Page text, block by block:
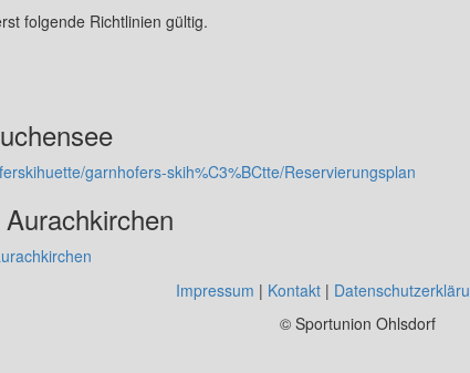
folgende Richtlinien gültig.
garnhofers-skih%C3%BCtte/Reservierungsplan
Impressum | Kontakt|
© Sportunion Ohlsdorf